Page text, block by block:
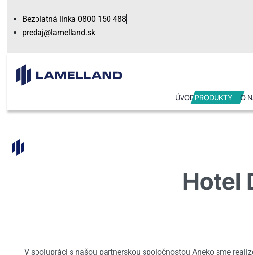
content
Bezplatná linka 0800 150 488
predaj@lamelland.sk
ÚVODPRODUKTY O
SEARCH
Hotel
V spolupráci s našou partnerskou spoločnosťou Aneko sme